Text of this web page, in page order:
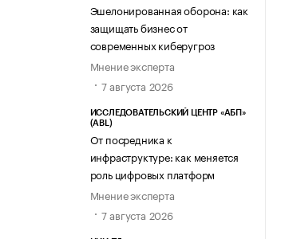
Эшелонированная оборона: как
защищать бизнес от
современных киберугроз
Мнение эксперта
7 августа 2026
ИССЛЕДОВАТЕЛЬСКИЙ ЦЕНТР «АБП»
(ABL)
От посредника к
инфраструктуре: как меняется
роль цифровых платформ
Мнение эксперта
7 августа 2026